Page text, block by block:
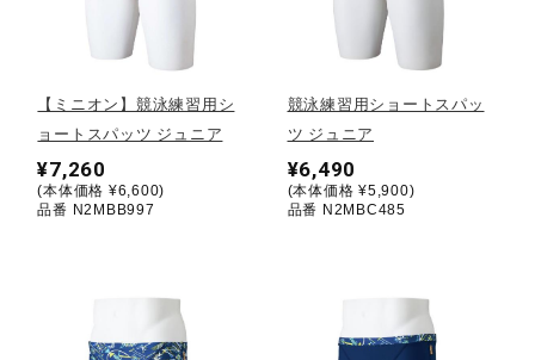
テニス／ソフトテニス
バドミントン
陸上競技
【ミニオン】競泳練習用シ
ョートスパッツ ジュニア
¥7,260
(本体価格 ¥6,600)
品番 N2MBB997
競泳練習用ショートスパッ
ツ ジュニア
¥6,490
(本体価格 ¥5,900)
品番 N2MBC485